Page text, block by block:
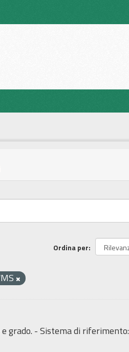
Ordina per
grado. - Sistema di riferimento: